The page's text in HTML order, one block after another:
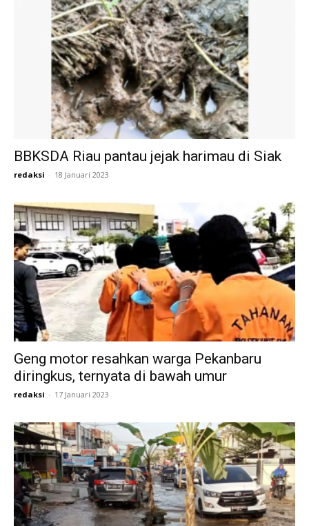
BBKSDA Riau pantau jejak harimau di Siak
redaksi - 18 Januari 2023
Geng motor resahkan warga Pekanbaru
diringkus, ternyata di bawah umur
redaksi - 17 Januari 2023